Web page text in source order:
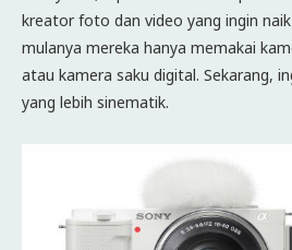
kreator foto dan video yang ingin
mulanya mereka hanya memakai
atau kamera saku digital. Sekarang,
yang lebih sinematik.